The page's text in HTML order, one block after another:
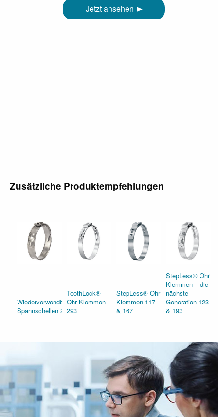
Jetzt ansehen
Zusätzliche Produktempfehlungen
Wiederverwendbare
Spannschellen 268
ToothLock®
Ohr Klemmen
293
StepLess® Ohr
Klemmen 117
& 167
StepLess® Ohr
Klemmen – die
nächste
Generation 123
& 193